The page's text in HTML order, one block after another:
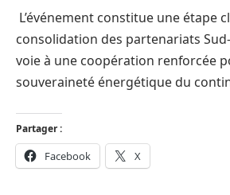
L’événement constitue une étape
consolidation des partenariats
voie à une coopération renforcée
souveraineté énergétique du
Partager :
Facebook X